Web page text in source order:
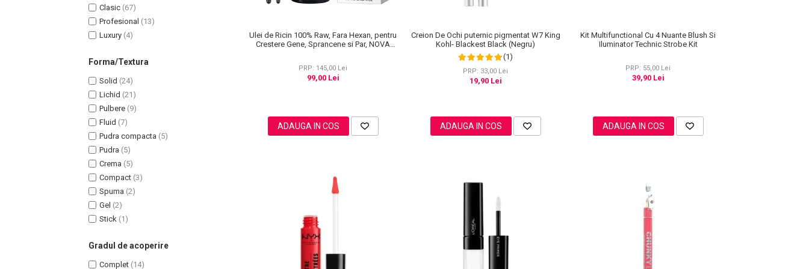
Clasic (67)
Profesional (13)
Luxury (4)
Forma/Textura
Solid (24)
Lichid (21)
Pulbere (9)
Fluid (7)
Pudra compacta (5)
Pudra (5)
Crema (5)
Compact (3)
Spuma (2)
Gel (2)
Stick (1)
Gradul de acoperire
Complet (14)
Ulei de Ricin 100% Raw, Fara Hexan, pentru
Crestere Gene, Sprancene si Par, NOVA
PRP: 145,00 Lei
99,00 Lei
ADAUGA IN COS
Creion De Ochi puternic pigmentat W7 King
Kohl- Blackest Black (Negru)
(1)
PRP: 33,00 Lei
19,90 Lei
ADAUGA IN COS
Kit Multifunctional Cu 4 Nuante Blush Si
Iluminator Technic Strobe Kit
PRP: 55,00 Lei
39,90 Lei
ADAUGA IN COS